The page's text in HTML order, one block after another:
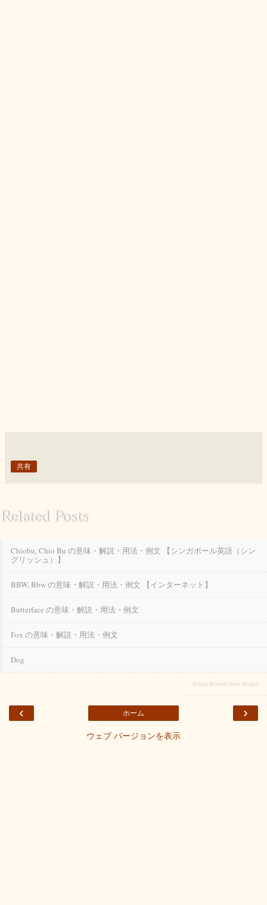
共有
Related Posts
Chiobu, Chio Bu の意味・解説・用法・例文 【シンガポール英語（シン
グリッシュ）】
BBW, Bbw の意味・解説・用法・例文 【インターネット】
Butterface の意味・解説・用法・例文
Fox の意味・解説・用法・例文
Dog
Simple Related Posts Widget
‹ ›
ホーム
ウェブ バージョンを表示